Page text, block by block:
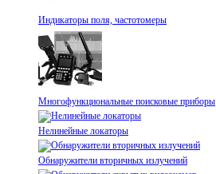
Индикаторы поля, частотомеры
Многофункциональные поисковые приборы
Нелинейные локаторы
Обнаружители вторичных излучений